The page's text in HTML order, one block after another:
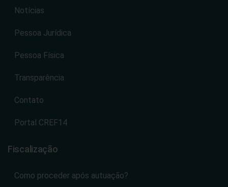
Notícias
Pessoa Jurídica
Pessoa Física
Transparência
Contato
Portal CREF14
Fiscalização
Como proceder após autuação?